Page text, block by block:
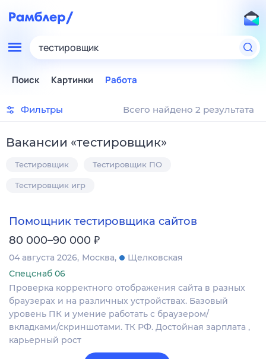
тестировщик
Поиск Картинки Работа
Фильтры Всего найдено 2 результата
Вакансии «тестировщик»
Тестировщик Тестировщик ПО
Тестировщик игр
Помощник тестировщика сайтов
80 000–90 000 ₽
04 августа 2026 Москва
Щелковская
Спецснаб 06
Проверка корректного отображения сайта в разных
браузерах и на различных устройствах. Базовый
уровень ПК и умение работать с браузером/
вкладками/скриншотами. ТК РФ. Достойная зарплата ,
карьерный рост